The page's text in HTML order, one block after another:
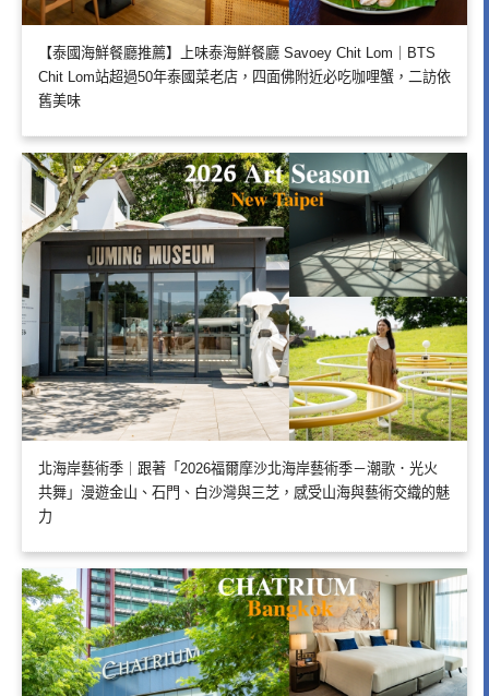
【泰國海鮮餐廳推薦】上味泰海鮮餐廳 Savoey Chit Lom｜BTS
Chit Lom站超過50年泰國菜老店，四面佛附近必吃咖哩蟹，二訪依
舊美味
北海岸藝術季｜跟著「2026福爾摩沙北海岸藝術季－潮歌．光火
共舞」漫遊金山、石門、白沙灣與三芝，感受山海與藝術交織的魅
力